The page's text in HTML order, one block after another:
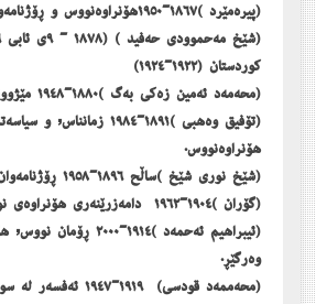
(پیرەمێرد )١٨٦٧-١٩٥٠ھۆنراوەنووس و ڕۆژنامەوان.
کوردستان (١٩٢٢-١٩٢٤)
(محەمەد ئەمین زەکی بەگ )١٨٨٠-١٩٤٨ مێژوونووس, سیاسەتمەدار.
(تۆفیق وەھبی )١٨٩١-١٩٨٤ زمانناس,
ھۆنراوەنووس.
(شێخ نوری شێخ )ساڵح ١٨٩٦-١٩٥٨ ڕۆژنامەوان و ھۆنراوەنووس.
(گۆران )١٩٠٤-١٩٦٢ دامەزرێنەری ھۆنراوەی نوێ، ھۆنراوەنووس.
(ئیبراھیم ئەحمەد )١٩١٤-
وەرگێڕ.
(محەممەد قودسی) ١٩١٩-